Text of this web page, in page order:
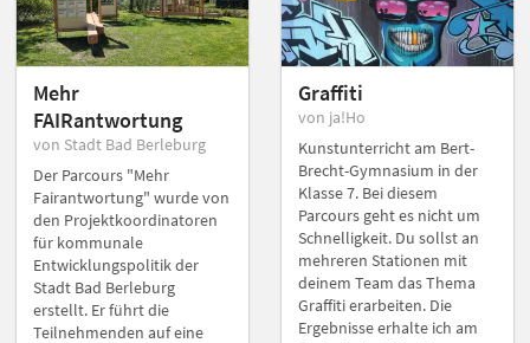
Mehr
FAIRantwortung
von Stadt Bad Berleburg
Der Parcours "Mehr
Fairantwortung" wurde von
den Projektkoordinatoren
für kommunale
Entwicklungspolitik der
Stadt Bad Berleburg
erstellt. Er führt die
Teilnehmenden auf eine
Graffiti
von ja!Ho
Kunstunterricht am Bert-
Brecht-Gymnasium in der
Klasse 7. Bei diesem
Parcours geht es nicht um
Schnelligkeit. Du sollst an
mehreren Stationen mit
deinem Team das Thema
Graffiti erarbeiten. Die
Ergebnisse erhalte ich am